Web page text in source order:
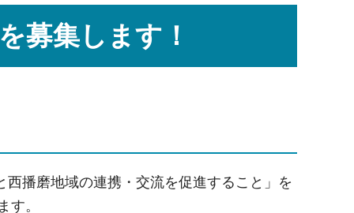
募集します！
播磨地域の連携・交流を促進すること」を
す。